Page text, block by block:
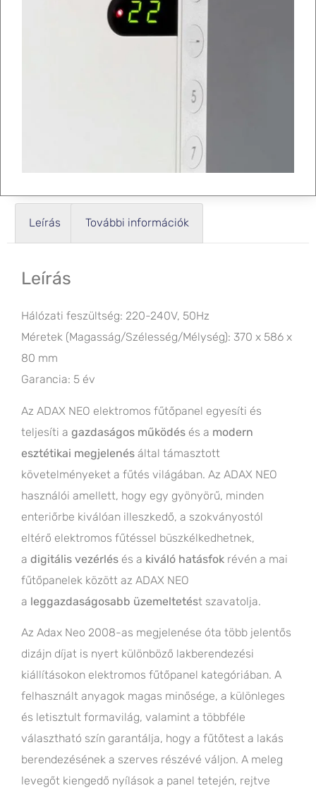
Leírás További információk
Leírás
Hálózati feszültség: 220-240V, 50Hz
Méretek (Magasság/Szélesség/Mélység): 370 x 586 x
80 mm
Garancia: 5 év
Az ADAX NEO elektromos fűtőpanel egyesíti és
teljesíti a gazdaságos működés és a modern
esztétikai megjelenés által támasztott
követelményeket a fűtés világában. Az ADAX NEO
használói amellett, hogy egy gyönyörű, minden
enteriőrbe kiválóan illeszkedő, a szokványostól
eltérő elektromos fűtéssel büszkélkedhetnek,
a digitális vezérlés és a kiváló hatásfok révén a mai
fűtőpanelek között az ADAX NEO
a leggazdaságosabb üzemeltetést szavatolja.
Az Adax Neo 2008-as megjelenése óta több jelentős
dizájn díjat is nyert különböző lakberendezési
kiállításokon elektromos fűtőpanel kategóriában. A
felhasznált anyagok magas minősége, a különleges
és letisztult formavilág, valamint a többféle
választható szín garantálja, hogy a fűtőtest a lakás
berendezésének a szerves részévé váljon. A meleg
levegőt kiengedő nyílások a panel tetején, rejtve